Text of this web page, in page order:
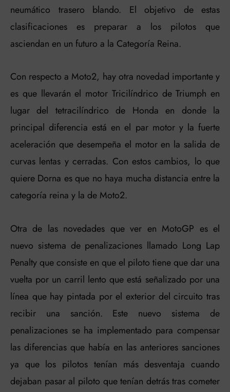
neumático trasero blando. El objetivo de estas
clasificaciones es preparar a los pilotos que
asciendan en un futuro a la Categoría Reina.
Con respecto a Moto2, hay otra novedad importante y
es que llevarán el motor Tricilíndrico de Triumph en
lugar del tetracilíndrico de Honda en donde la
principal diferencia está en el par motor y la fuerte
aceleración que desempeña el motor en la salida de
curvas lentas y cerradas. Con estos cambios, lo que
quiere Dorna es que no haya mucha distancia entre la
categoría reina y la de Moto2.
Otra de las novedades que ver en MotoGP es el
nuevo sistema de penalizaciones llamado Long Lap
Penalty que consiste en que el piloto tiene que dar una
vuelta por un carril lento que está señalizado por una
línea que hay pintada por el exterior del circuito tras
recibir una sanción. Este nuevo sistema de
penalizaciones se ha implementado para compensar
las diferencias que había en las anteriores sanciones
ya que los pilotos tenían más desventaja cuando
dejaban pasar al piloto que tenían detrás tras cometer